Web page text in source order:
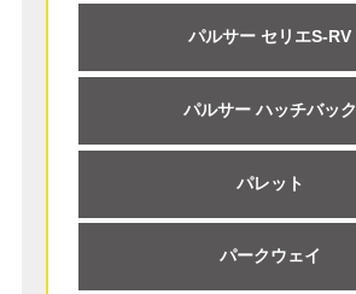
パルサー セリエS-RV
パルサー ハッチバック
パレット
パークウェイ